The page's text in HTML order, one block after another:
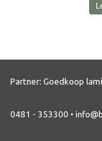
Partner: Goedkoop
0481 - 353300 •